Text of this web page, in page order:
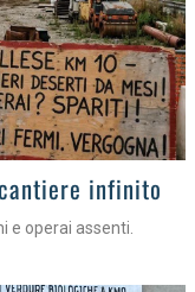
infinito
e operai assenti.